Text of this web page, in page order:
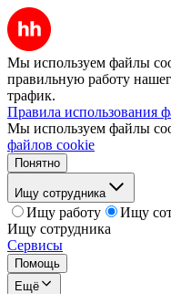
Мы используем файлы
правильную работу
трафик.
Правила использования
Мы используем файлы
файлов cookie
Понятно
Ищу сотрудника
Ищу работу
Ищу
Ищу сотрудника
Сервисы
Помощь
Ещё